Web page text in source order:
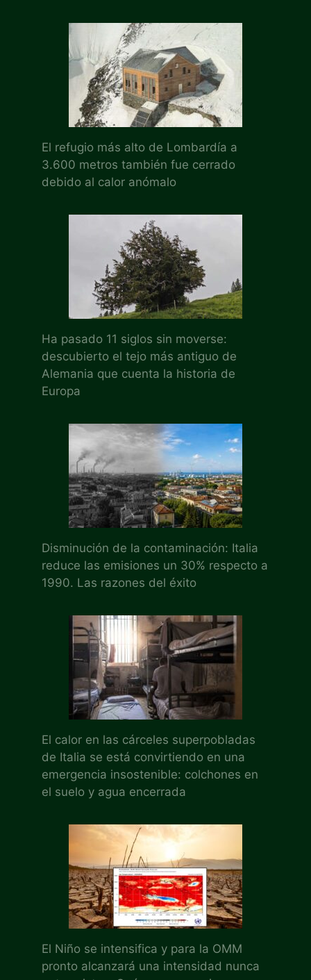
El refugio más alto de Lombardía a
3.600 metros también fue cerrado
debido al calor anómalo
Ha pasado 11 siglos sin moverse:
descubierto el tejo más antiguo de
Alemania que cuenta la historia de
Europa
Disminución de la contaminación: Italia
reduce las emisiones un 30% respecto a
1990. Las razones del éxito
El calor en las cárceles superpobladas
de Italia se está convirtiendo en una
emergencia insostenible: colchones en
el suelo y agua encerrada
El Niño se intensifica y para la OMM
pronto alcanzará una intensidad nunca